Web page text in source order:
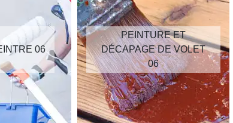
06
PEINTURE ET
DÉCAPAGE DE VOLET
06